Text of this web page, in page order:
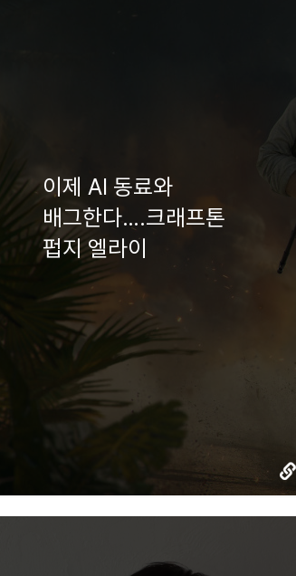
이제 AI 동료와
배그한다….크래프톤
펍지 엘라이